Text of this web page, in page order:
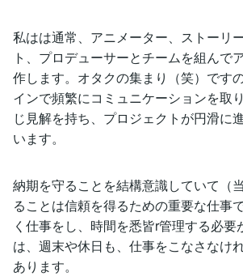
私はは通常、アニメーター、ストーリ
ト、プロデューサーとチームを組んで
作します。オタクの集まり（笑）です
インで頻繁にコミュニケーションを取
じ見解を持ち、プロジェクトが円滑に
います。
納期を守ることを結構意識していて（
ることは信頼を得るための重要な仕事
く仕事をし、時間を悉皆r管理する必要
は、週末や休日も、仕事をこなさなけ
あります。